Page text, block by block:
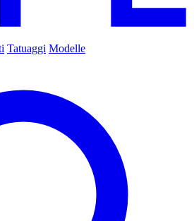
Tatuaggi Modelle